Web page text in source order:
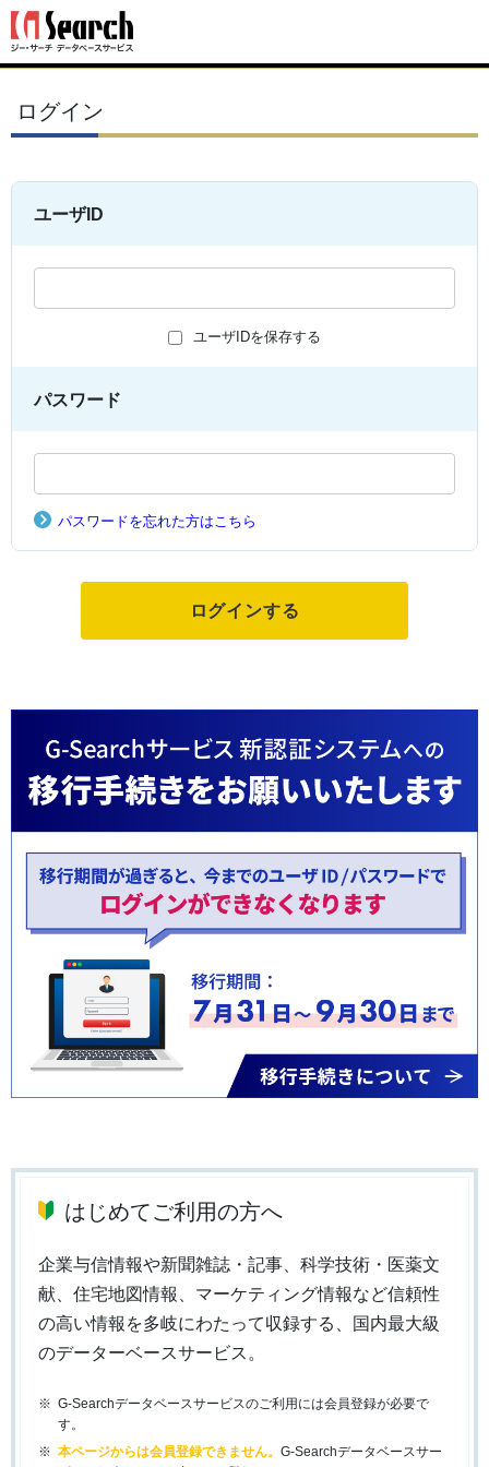
ログイン
ユーザID
ユーザIDを保存する
パスワード
パスワードを忘れた方はこちら
はじめてご利用の方へ
企業与信情報や新聞雑誌・記事、科学技術・医薬文
献、住宅地図情報、マーケティング情報など信頼性
の高い情報を多岐にわたって収録する、国内最大級
のデーターベースサービス。
G-Searchデータベースサービスのご利用には会員登録が必要で
す。
本ページからは会員登録できません。 G-Searchデータベースサー